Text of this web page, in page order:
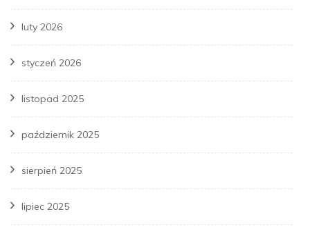
luty 2026
styczeń 2026
listopad 2025
październik 2025
sierpień 2025
lipiec 2025